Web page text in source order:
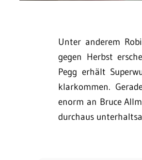
Unter anderem
gegen Herbst
Pegg erhält
klarkommen.
enorm an Bruce
durchaus